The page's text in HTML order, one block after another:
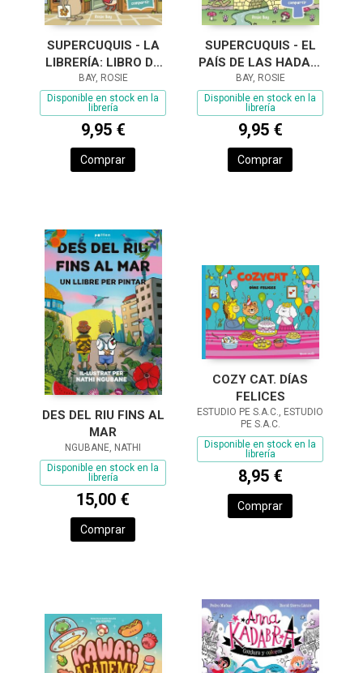
SUPERCUQUIS - LA
LIBRERÍA: LIBRO DE
COLOREAR
BAY, ROSIE
Disponible en stock en la
librería
9,95 €
Comprar
SUPERCUQUIS - EL
PAÍS DE LAS HADAS:
LIBRO DE COLOREAR
BAY, ROSIE
Disponible en stock en la
librería
9,95 €
Comprar
DES DEL RIU FINS AL
MAR
NGUBANE, NATHI
Disponible en stock en la
librería
15,00 €
Comprar
COZY CAT. DÍAS
FELICES
ESTUDIO PE S.A.C., ESTUDIO
PE S.A.C.
Disponible en stock en la
librería
8,95 €
Comprar